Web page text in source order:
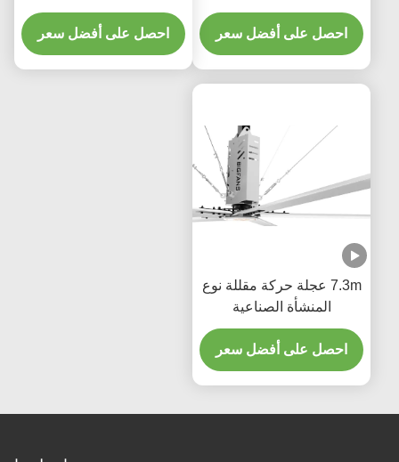
الكبيرة للمصانع
احصل على أفضل سعر
الماغنيسيوم الألومنيوم 380
فولت
احصل على أفضل سعر
7.3m عجلة حركة مقللة نوع
المنشأة الصناعية
احصل على أفضل سعر